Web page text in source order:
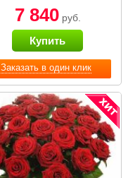
Заказать в один клик
7 840руб.
Купить